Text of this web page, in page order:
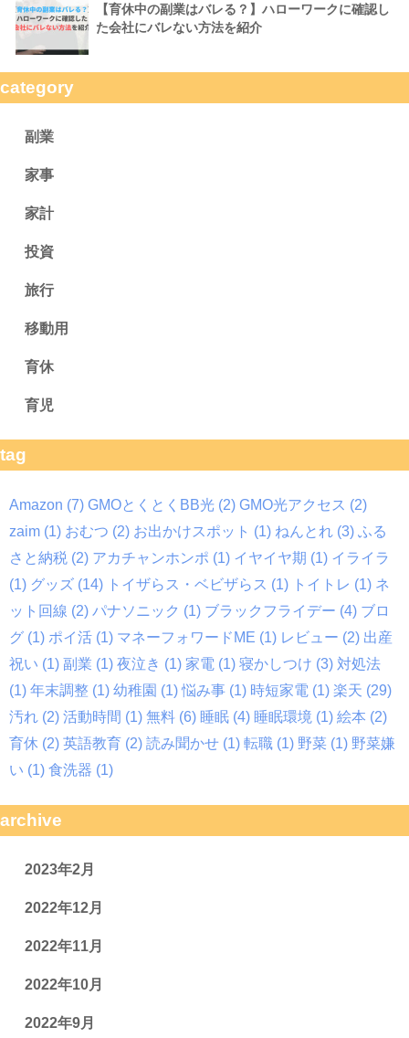
【育休中の副業はバレる？】ハローワークに確認し
た会社にバレない方法を紹介
category
副業
家事
家計
投資
旅行
移動用
育休
育児
tag
Amazon (7) GMOとくとくBB光 (2) GMO光アクセス (2)
zaim (1) おむつ (2) お出かけスポット (1) ねんとれ (3) ふる
さと納税 (2) アカチャンホンポ (1) イヤイヤ期 (1) イライラ
(1) グッズ (14) トイザらス・ベビザらス (1) トイトレ (1) ネ
ット回線 (2) パナソニック (1) ブラックフライデー (4) ブロ
グ (1) ポイ活 (1) マネーフォワードME (1) レビュー (2) 出産
祝い (1) 副業 (1) 夜泣き (1) 家電 (1) 寝かしつけ (3) 対処法
(1) 年末調整 (1) 幼稚園 (1) 悩み事 (1) 時短家電 (1) 楽天 (29)
汚れ (2) 活動時間 (1) 無料 (6) 睡眠 (4) 睡眠環境 (1) 絵本 (2)
育休 (2) 英語教育 (2) 読み聞かせ (1) 転職 (1) 野菜 (1) 野菜嫌
い (1) 食洗器 (1)
archive
2023年2月
2022年12月
2022年11月
2022年10月
2022年9月